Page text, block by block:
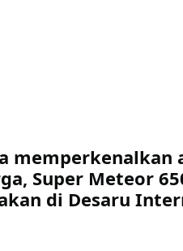
memperkenalkan
Super Meteor
di Desaru